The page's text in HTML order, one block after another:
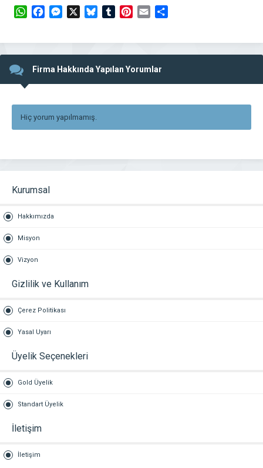
WhatsAppFacebookMessengerBlueskyTumblrPinterest
Email
Firma Hakkında Yapılan Yorumlar
Hiç yorum yapılmamış.
Kurumsal
Hakkımızda
Misyon
Vizyon
Gizlilik ve Kullanım
Çerez Politikası
Yasal Uyarı
Üyelik Seçenekleri
Gold Üyelik
Standart Üyelik
İletişim
İletişim